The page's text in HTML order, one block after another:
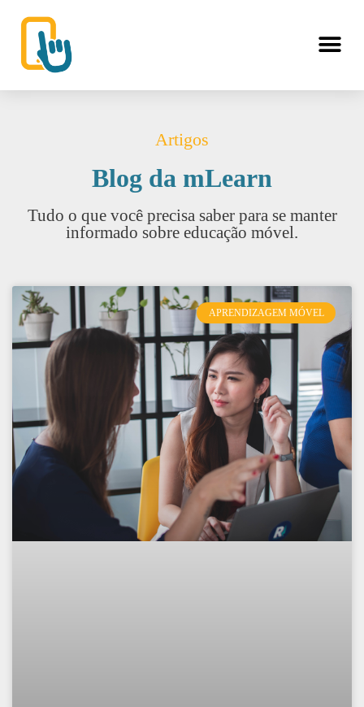
Artigos
Blog da mLearn
Tudo o que você precisa saber para se manter
informado sobre educação móvel.
APRENDIZAGEM MÓVEL